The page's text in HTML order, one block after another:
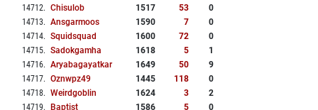
14712. Chisulob 1517 53
0
14713. Ansgarmoos 1590 7
0
14714. Squidsquad 1600 72
0
14715. Sadokgamha 1618 5
1
14716. Aryabagayatkar 1649 50
9
14717. Oznwpz49 1445 118
0
14718. Weirdgoblin 1624 3
2
14719. Baptist 1586 5
0